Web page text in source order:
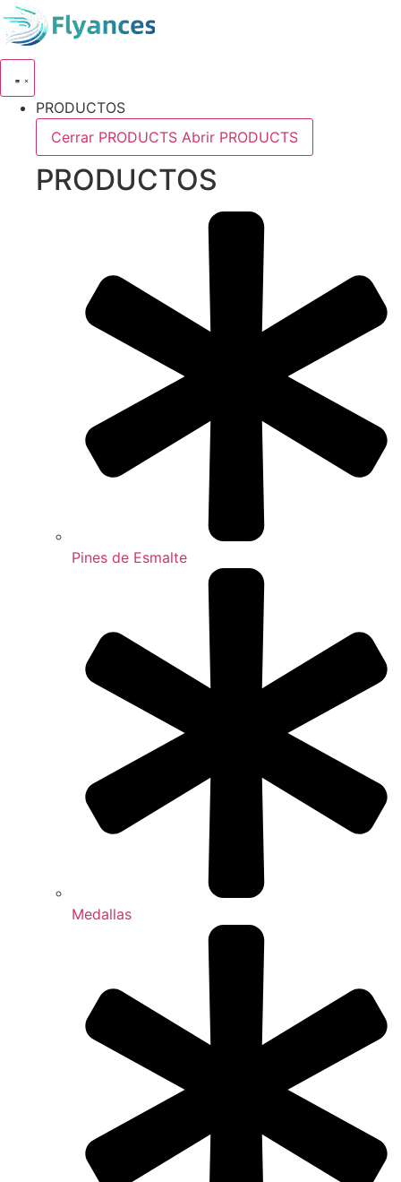
al
PRODUCTOS
Cerrar PRODUCTS Abrir PRODUCTS
PRODUCTOS
Pines de Esmalte
Medallas